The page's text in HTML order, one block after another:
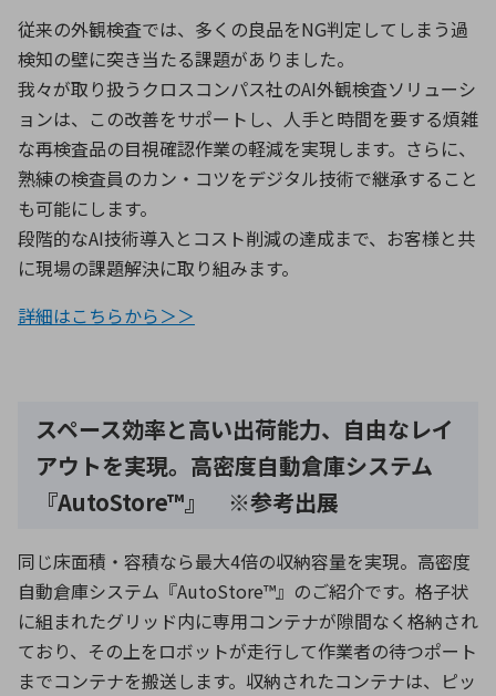
従来の外観検査では、多くの良品をNG判定してしまう過
検知の壁に突き当たる課題がありました。
我々が取り扱うクロスコンパス社のAI外観検査ソリューシ
ョンは、この改善をサポートし、人手と時間を要する煩雑
な再検査品の目視確認作業の軽減を実現します。さらに、
熟練の検査員のカン・コツをデジタル技術で継承すること
も可能にします。
段階的なAI技術導入とコスト削減の達成まで、お客様と共
に現場の課題解決に取り組みます。
詳細はこちらから＞＞
スペース効率と高い出荷能力、自由なレイ
アウトを実現。高密度自動倉庫システム
『AutoStore™』 ※参考出展
同じ床面積・容積なら最大4倍の収納容量を実現。高密度
自動倉庫システム『AutoStore™』のご紹介です。格子状
に組まれたグリッド内に専用コンテナが隙間なく格納され
ており、その上をロボットが走行して作業者の待つポート
までコンテナを搬送します。収納されたコンテナは、ピッ